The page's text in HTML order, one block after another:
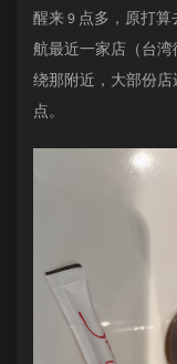
醒来 9 点多，原打
航最近一家店（台
绕那附近，大部份店
点。